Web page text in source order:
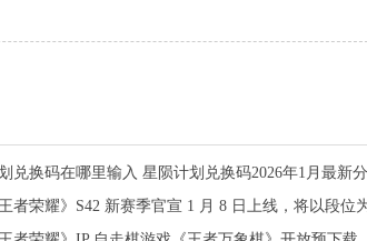
兑换码在哪里输入 星陨计划兑换码2026年1月最新
者荣耀》S42 新赛季官宣 1 月 8 日上线，将以段位